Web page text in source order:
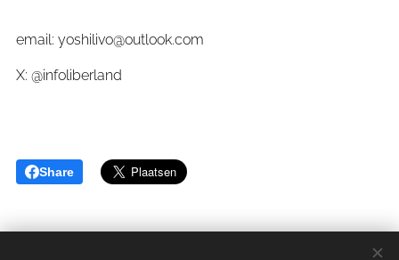
email: yoshilivo@outlook.com
X: @infoliberland
Share